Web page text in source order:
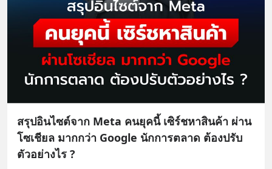
สรุปอินไซต์จาก Meta คนยุคนี้ เซิร์ชหาสินค้า ผ่าน
โซเชียล มากกว่า Google นักการตลาด ต้องปรับ
ตัวอย่างไร ?